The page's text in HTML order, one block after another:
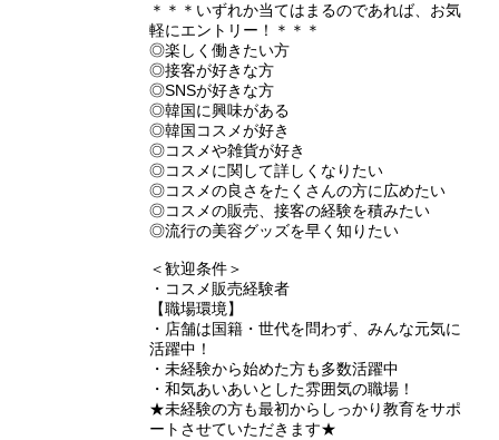
＊＊＊いずれか当てはまるのであれば、お気
軽にエントリー！＊＊＊
◎楽しく働きたい方
◎接客が好きな方
◎SNSが好きな方
◎韓国に興味がある
◎韓国コスメが好き
◎コスメや雑貨が好き
◎コスメに関して詳しくなりたい
◎コスメの良さをたくさんの方に広めたい
◎コスメの販売、接客の経験を積みたい
◎流行の美容グッズを早く知りたい
＜歓迎条件＞
・コスメ販売経験者
【職場環境】
・店舗は国籍・世代を問わず、みんな元気に
活躍中！
・未経験から始めた方も多数活躍中
・和気あいあいとした雰囲気の職場！
★未経験の方も最初からしっかり教育をサポ
ートさせていただきます★